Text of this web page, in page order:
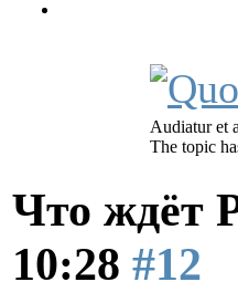
Audiatur et
The topic
Что ждёт
10:28 #12